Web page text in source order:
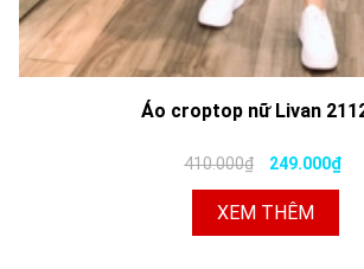
Áo croptop nữ Livan
410.000₫ 249.000₫
XEM THÊM